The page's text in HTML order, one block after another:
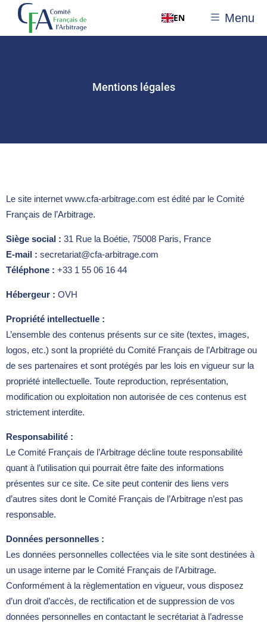
Menu
EN
Mentions légales
Le site internet www.cfa-arbitrage.com est édité par le Comité
Français de l’Arbitrage.
Siège social : 31 Rue la Boétie, 75008 Paris, France
E-mail : secretariat@cfa-arbitrage.com
Téléphone : +33 1 55 06 16 44
Hébergeur : OVH
Propriété intellectuelle :
L’ensemble des contenus présents sur ce site (textes, images,
logos, etc.) sont la propriété du Comité Français de l’Arbitrage ou
de ses partenaires et sont protégés par les lois en vigueur sur la
propriété intellectuelle. Toute reproduction, représentation,
modification ou exploitation non autorisée de ces contenus est
strictement interdite.
Responsabilité :
Le Comité Français de l’Arbitrage décline toute responsabilité
quant à l’utilisation qui pourrait être faite des informations
présentes sur ce site. Ce site peut contenir des liens vers
d’autres sites dont le Comité Français de l’Arbitrage n’est pas
responsable.
Données personnelles :
Les données personnelles collectées via le site sont destinées à
un usage interne par le Comité Français de l’Arbitrage.
Conformément à la règlementation en vigueur, vous disposez
d’un droit d’accès, de rectification et de suppression de vos
données personnelles en contactant le secrétariat à l’adresse